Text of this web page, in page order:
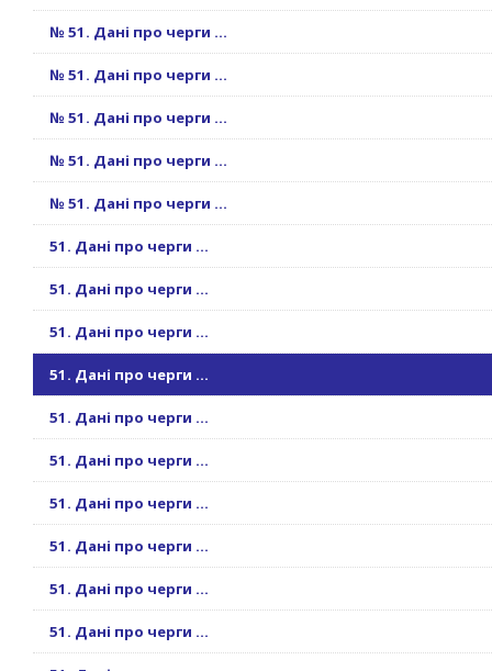
№ 51. Дані про черги ...
№ 51. Дані про черги ...
№ 51. Дані про черги ...
№ 51. Дані про черги ...
№ 51. Дані про черги ...
51. Дані про черги ...
51. Дані про черги ...
51. Дані про черги ...
51. Дані про черги ...
51. Дані про черги ...
51. Дані про черги ...
51. Дані про черги ...
51. Дані про черги ...
51. Дані про черги ...
51. Дані про черги ...